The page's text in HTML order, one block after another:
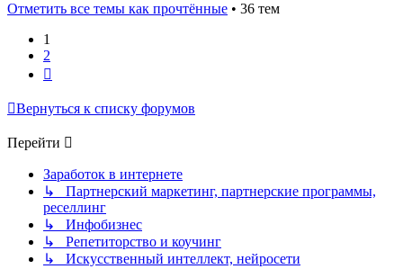
Отметить все темы как прочтённые • 36 тем
1
2
Вернуться к списку форумов
Перейти
Заработок в интернете
↳ Партнерский маркетинг, партнерские программы,
реселлинг
↳ Инфобизнес
↳ Репетиторство и коучинг
↳ Искусственный интеллект, нейросети